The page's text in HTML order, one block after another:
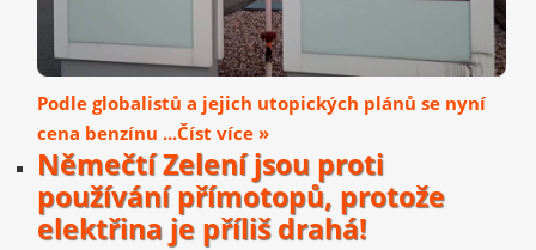
Podle globalistů a jejich utopických plánů se nyní
cena benzínu ...Číst více »
Němečtí Zelení jsou proti
používání přímotopů, protože
elektřina je příliš drahá!